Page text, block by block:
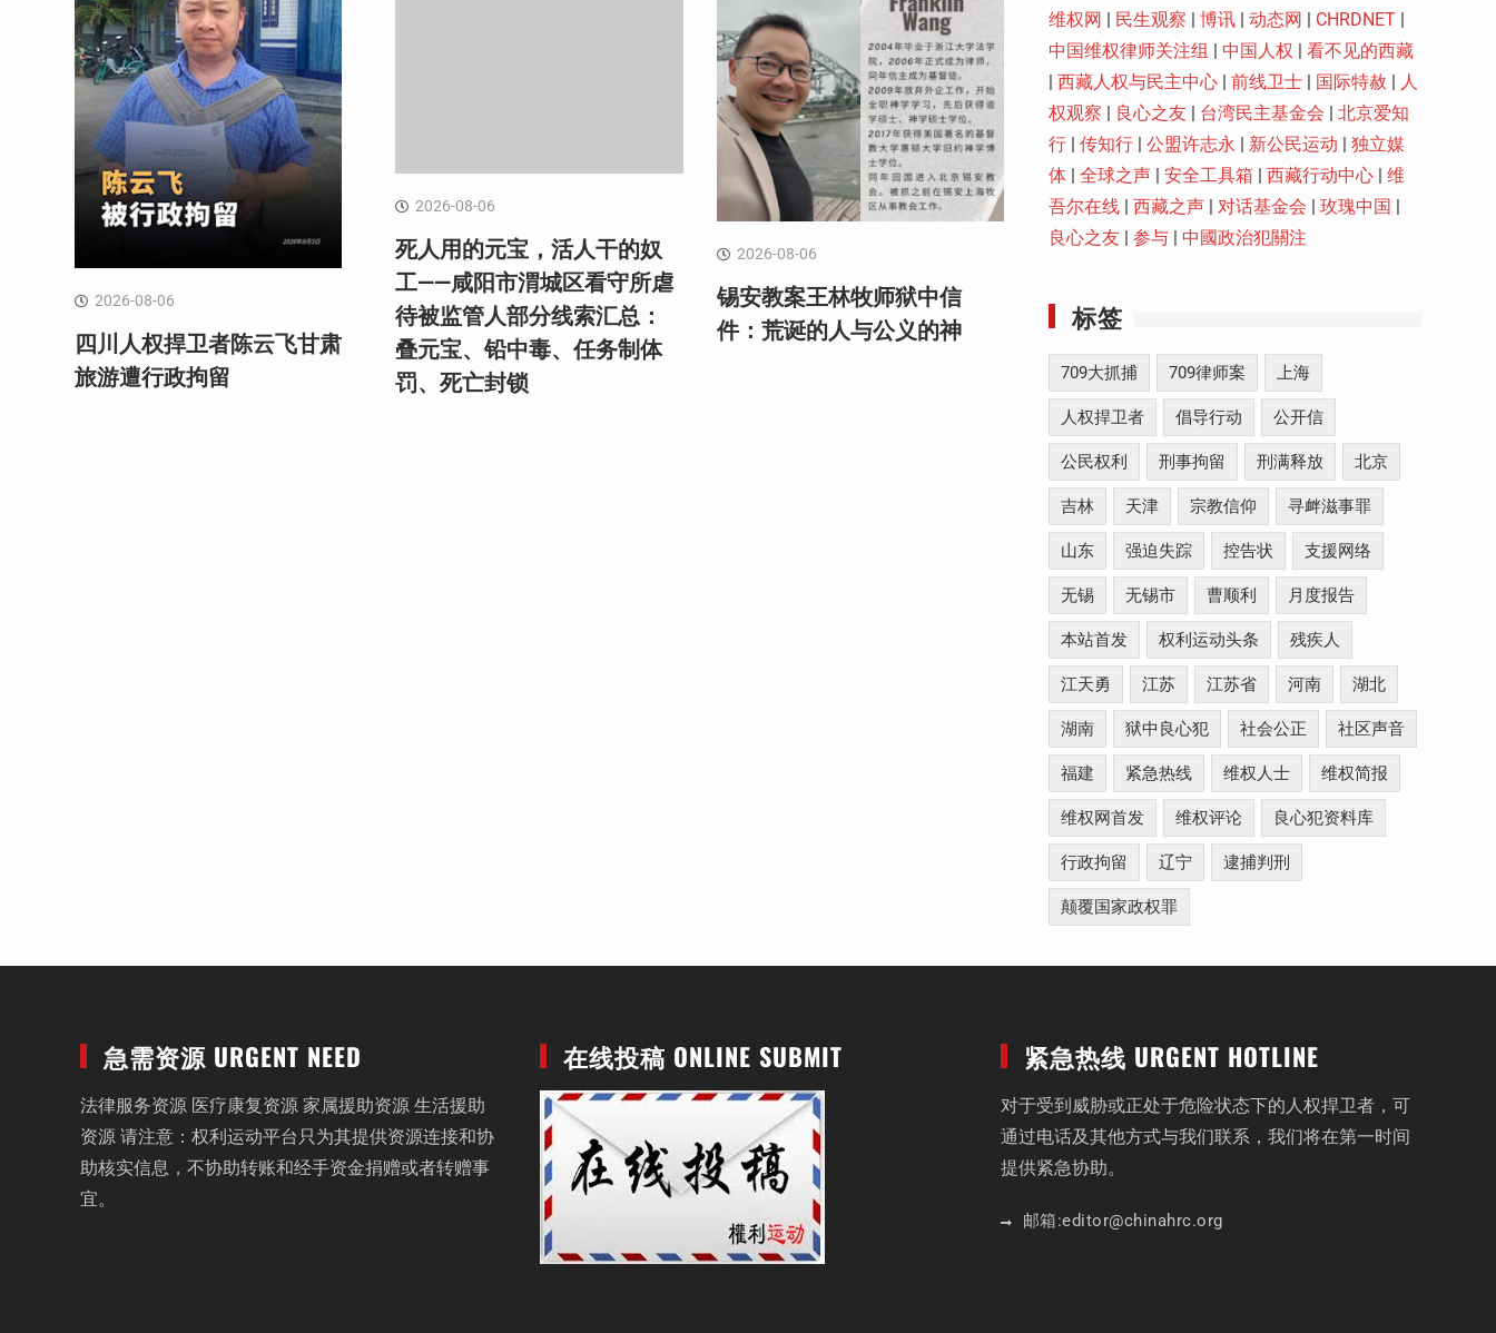
2026-08-06
四川人权捍卫者陈云飞甘肃
旅游遭行政拘留
2026-08-06
死人用的元宝，活人干的奴
工——咸阳市渭城区看守所虐
待被监管人部分线索汇总：
叠元宝、铅中毒、任务制体
罚、死亡封锁
2026-08-06
锡安教案王林牧师狱中信
件：荒诞的人与公义的神
维权网 | 民生观察 | 博讯 | 动态网 | CHRDNET |
中国维权律师关注组 | 中国人权 | 看不见的西藏
| 西藏人权与民主中心 | 前线卫士 | 国际特赦 | 人
权观察 | 良心之友 | 台湾民主基金会 | 北京爱知
行 | 传知行 | 公盟许志永 | 新公民运动 | 独立媒
体 | 全球之声 | 安全工具箱 | 西藏行动中心 | 维
吾尔在线 | 西藏之声 | 对话基金会 | 玫瑰中国 |
良心之友 | 参与 | 中國政治犯關注
标签
709大抓捕 709律师案 上海
人权捍卫者 倡导行动 公开信
公民权利 刑事拘留 刑满释放 北京
吉林 天津 宗教信仰 寻衅滋事罪
山东 强迫失踪 控告状 支援网络
无锡 无锡市 曹顺利 月度报告
本站首发 权利运动头条 残疾人
江天勇 江苏 江苏省 河南 湖北
湖南 狱中良心犯 社会公正 社区声音
福建 紧急热线 维权人士 维权简报
维权网首发 维权评论 良心犯资料库
行政拘留 辽宁 逮捕判刑
颠覆国家政权罪
急需资源 URGENT NEED
法律服务资源 医疗康复资源 家属援助资源 生活援助
资源 请注意：权利运动平台只为其提供资源连接和协
助核实信息，不协助转账和经手资金捐赠或者转赠事
宜。
在线投稿 ONLINE SUBMIT 紧急热线 URGENT HOTLINE
对于受到威胁或正处于危险状态下的人权捍卫者，可
通过电话及其他方式与我们联系，我们将在第一时间
提供紧急协助。
邮箱:editor@chinahrc.org